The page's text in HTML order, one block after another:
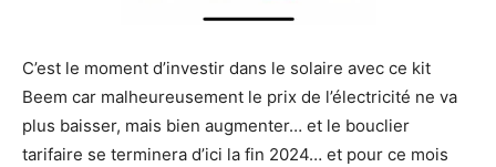
C’est le moment d’investir dans le solaire avec ce kit
Beem car malheureusement le prix de l’électricité ne va
plus baisser, mais bien augmenter… et le bouclier
tarifaire se terminera d’ici la fin 2024… et pour ce mois